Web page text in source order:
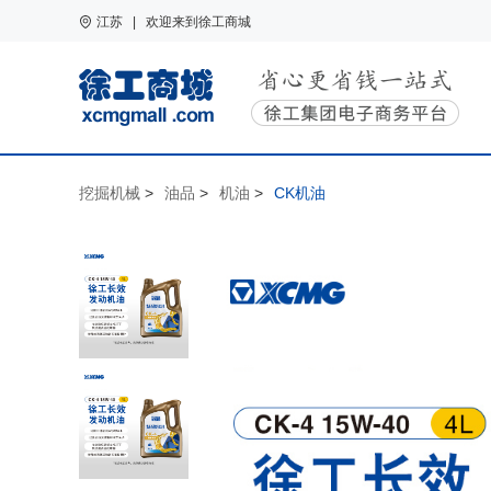
江苏 | 欢迎来到徐工商城
挖掘机械 > 油品 > 机油 > CK机油